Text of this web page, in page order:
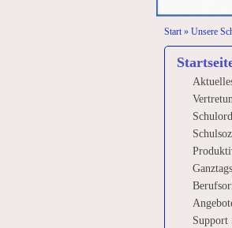
Start» Unsere
Support